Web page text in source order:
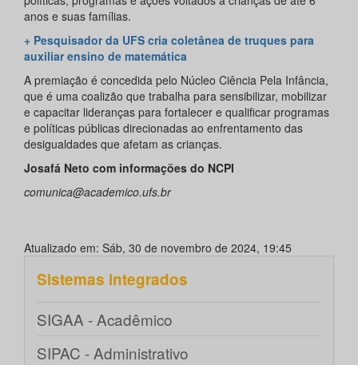
anos e suas famílias.
+ Pesquisador da UFS cria coletânea de truques para
auxiliar ensino de matemática
A premiação é concedida pelo Núcleo Ciência Pela Infância,
que é uma coalizão que trabalha para sensibilizar, mobilizar
e capacitar lideranças para fortalecer e qualificar programas
e políticas públicas direcionadas ao enfrentamento das
desigualdades que afetam as crianças.
Josafá Neto com informações do NCPI
comunica@academico.ufs.br
Atualizado em: Sáb, 30 de novembro de 2024, 19:45
Sistemas integrados
SIGAA - Acadêmico
SIPAC - Administrativo